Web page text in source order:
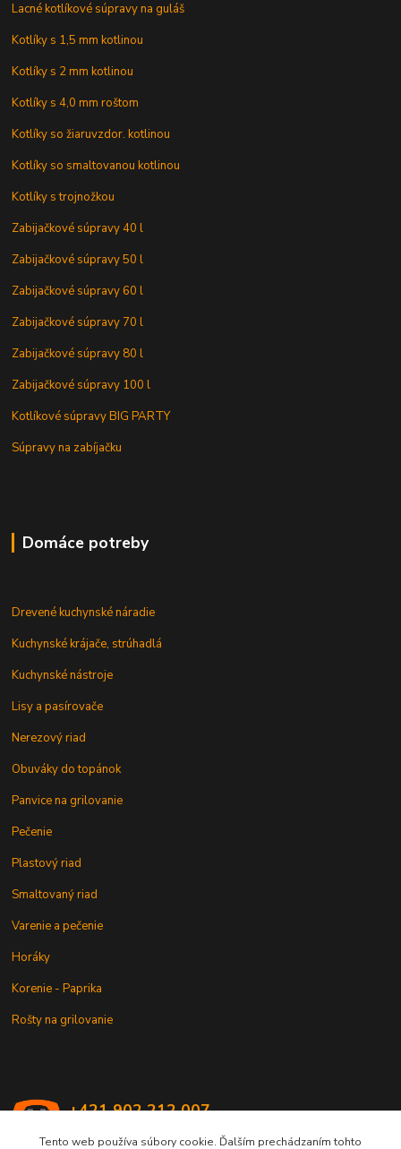
Lacné kotlíkové súpravy na guláš
Kotlíky s 1,5 mm kotlinou
Kotlíky s 2 mm kotlinou
Kotlíky s 4,0 mm roštom
Kotlíky so žiaruvzdor. kotlinou
Kotlíky so smaltovanou kotlinou
Kotlíky s trojnožkou
Zabijačkové súpravy 40 l
Zabijačkové súpravy 50 l
Zabijačkové súpravy 60 l
Zabijačkové súpravy 70 l
Zabijačkové súpravy 80 l
Zabijačkové súpravy 100 l
Kotlíkové súpravy BIG PARTY
Súpravy na zabíjačku
Domáce potreby
Drevené kuchynské náradie
Kuchynské krájače, strúhadlá
Kuchynské nástroje
Lisy a pasírovače
Nerezový riad
Obuváky do topánok
Panvice na grilovanie
Pečenie
Plastový riad
Smaltovaný riad
Varenie a pečenie
Horáky
Korenie - Paprika
Rošty na grilovanie
+421 902 212 007
Tento web používa súbory cookie. Ďalším prechádzaním tohto